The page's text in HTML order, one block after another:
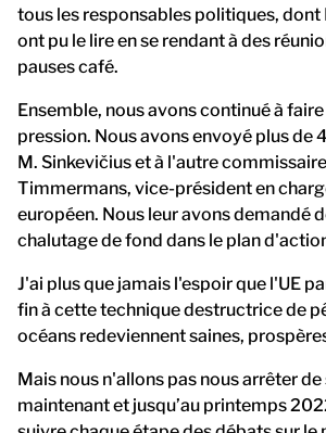
tous les responsables politiques, dont
ont pu le lire en se rendant à des
pauses café.
Ensemble, nous avons continué à
pression. Nous avons envoyé plus de
M. Sinkevičius et à l'autre
Timmermans, vice-président en
européen. Nous leur avons demandé
chalutage de fond dans le plan
J'ai plus que jamais l'espoir que l'UE
fin à cette technique destructrice de
océans redeviennent saines,
Mais nous n'allons pas nous arrêter
maintenant et jusqu’au printemps